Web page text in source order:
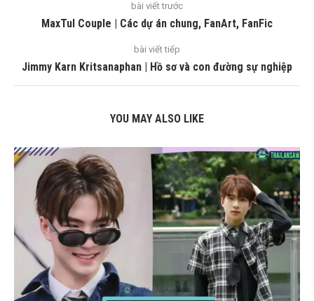
bài viết trước
MaxTul Couple | Các dự án chung, FanArt, FanFic
bài viết tiếp
Jimmy Karn Kritsanaphan | Hồ sơ và con đường sự nghiệp
YOU MAY ALSO LIKE